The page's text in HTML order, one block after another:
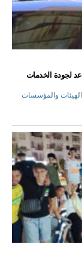
لجودة الخدمات
الهيئات والمؤسسات